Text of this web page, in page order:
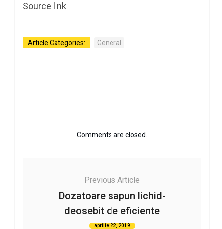
Source link
Article Categories: General
Comments are closed.
Previous Article
Dozatoare sapun lichid-
deosebit de eficiente
aprilie 22, 2019